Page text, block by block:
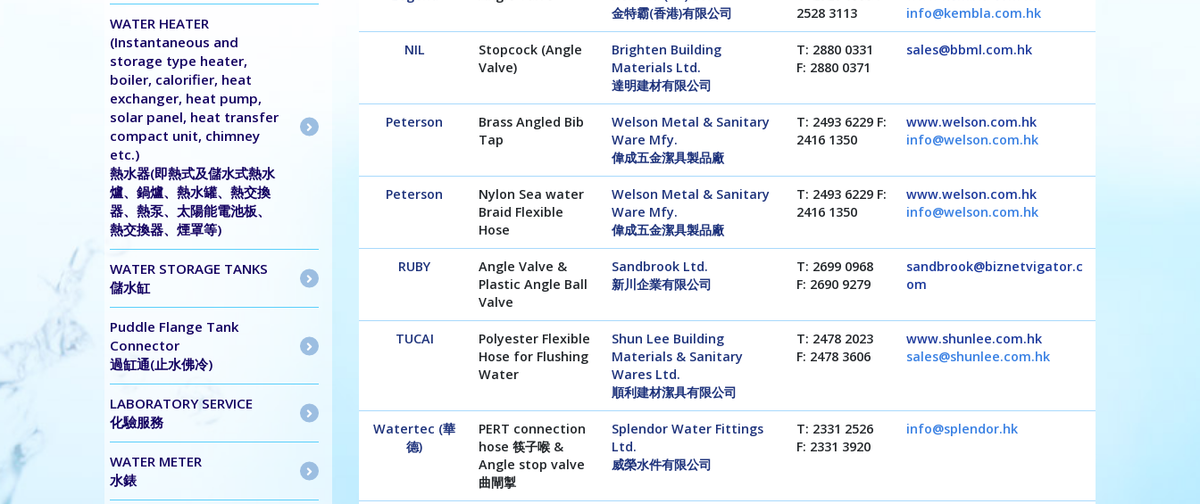
WATER HEATER
(Instantaneous and
storage type heater,
boiler, calorifier, heat
exchanger, heat pump,
solar panel, heat transfer
compact unit, chimney
etc.)
熱水器(即熱式及儲水式熱水
爐、鍋爐、熱水罐、熱交換
器、熱泵、太陽能電池板、
熱交換器、煙罩等)
WATER STORAGE TANKS
儲水缸
Puddle Flange Tank
Connector
過缸通(止水佛冷)
LABORATORY SERVICE
化驗服務
WATER METER
水錶
金特霸(香港)有限公司
2528 3113
info@kembla.com.hk
NIL
Stopcock (Angle
Valve)
Brighten Building
Materials Ltd.
達明建材有限公司
T: 2880 0331
F: 2880 0371
sales@bbml.com.hk
Peterson
Brass Angled Bib
Tap
Welson Metal & Sanitary
Ware Mfy.
偉成五金潔具製品廠
T: 2493 6229 F:
2416 1350
www.welson.com.hk
info@welson.com.hk
Peterson
Nylon Sea water
Braid Flexible
Hose
Welson Metal & Sanitary
Ware Mfy.
偉成五金潔具製品廠
T: 2493 6229 F:
2416 1350
www.welson.com.hk
info@welson.com.hk
RUBY
Angle Valve &
Plastic Angle Ball
Valve
Sandbrook Ltd.
新川企業有限公司
T: 2699 0968
F: 2690 9279
sandbrook@biznetvigator.c
om
TUCAI
Polyester Flexible
Hose for Flushing
Water
Shun Lee Building
Materials & Sanitary
Wares Ltd.
順利建材潔具有限公司
T: 2478 2023
F: 2478 3606
www.shunlee.com.hk
sales@shunlee.com.hk
Watertec (華
德)
PERT connection
hose 筷子喉 &
Angle stop valve
曲閘掣
Splendor Water Fittings
Ltd.
威榮水件有限公司
T: 2331 2526
F: 2331 3920
info@splendor.hk